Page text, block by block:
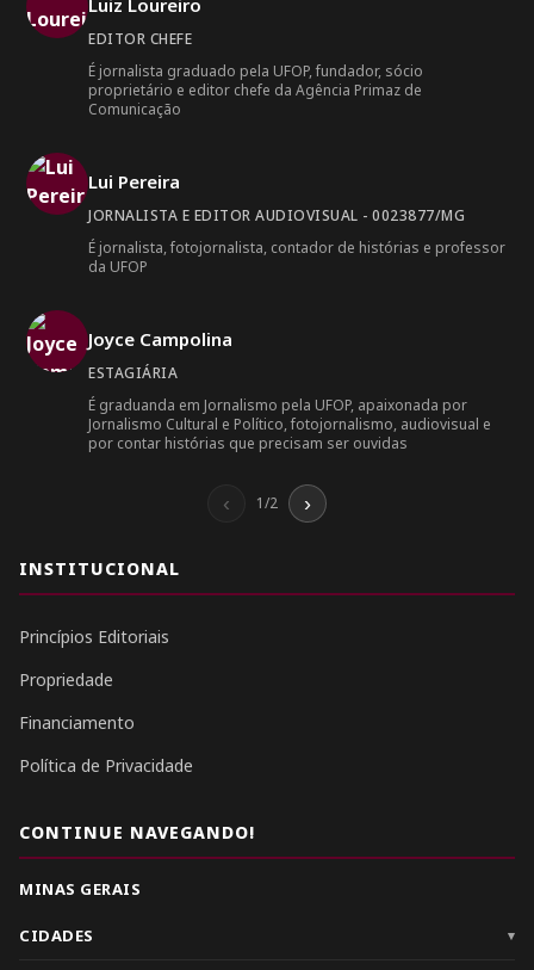
EDITOR CHEFE
É jornalista graduado pela UFOP, fundador, sócio
proprietário e editor chefe da Agência Primaz de
Comunicação
Lui Pereira
JORNALISTA E EDITOR AUDIOVISUAL - 0023877/MG
É jornalista, fotojornalista, contador de histórias e professor
da UFOP
Joyce Campolina
ESTAGIÁRIA
É graduanda em Jornalismo pela UFOP, apaixonada por
Jornalismo Cultural e Político, fotojornalismo, audiovisual e
por contar histórias que precisam ser ouvidas
‹ 1/2 ›
INSTITUCIONAL
Princípios Editoriais
Propriedade
Financiamento
Política de Privacidade
CONTINUE NAVEGANDO!
MINAS GERAIS
CIDADES ▾